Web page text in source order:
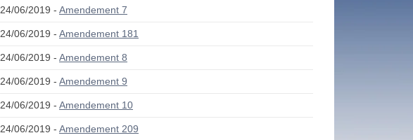
24/06/2019 - Amendement 7
24/06/2019 - Amendement 181
24/06/2019 - Amendement 8
24/06/2019 - Amendement 9
24/06/2019 - Amendement 10
24/06/2019 - Amendement 209